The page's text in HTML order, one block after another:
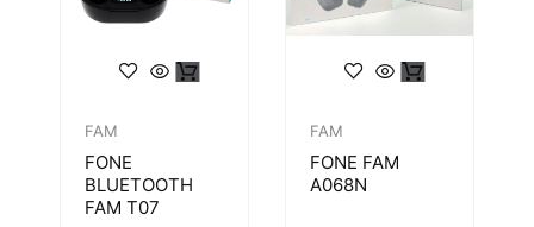
FAM
FONE
BLUETOOTH
FAM T07
FAM
FONE FAM
A068N